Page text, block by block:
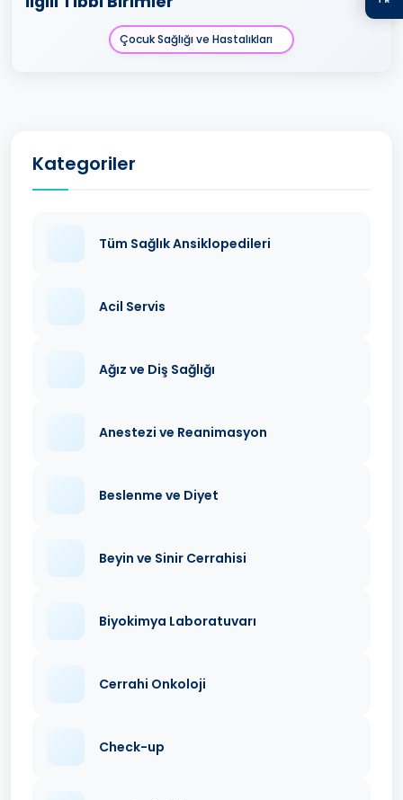
Çocuk Sağlığı ve Hastalıkları
Kategoriler
Tüm Sağlık Ansiklopedileri
Acil Servis
Ağız ve Diş Sağlığı
Anestezi ve Reanimasyon
Beslenme ve Diyet
Beyin ve Sinir Cerrahisi
Biyokimya Laboratuvarı
Cerrahi Onkoloji
Check-up